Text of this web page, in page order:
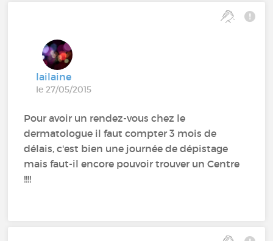
lailaine
le 27/05/2015
Pour avoir un rendez-vous chez le
dermatologue il faut compter 3 mois de
délais, c'est bien une journée de dépistage
mais faut-il encore pouvoir trouver un Centre
!!!!